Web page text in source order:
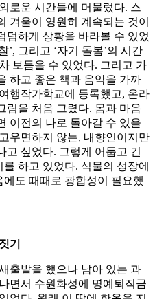
로운 시간들에 머물렀다. 스
겨울이 영원히 계속되는 것이
덤하게 상황을 바라볼 수 있었
’, 그리고 ‘자기 돌봄’의 시간
보듬을 수 있었다. 그리고 가
하고 좋은 책과 음악을 가까
행작가학교에 등록했고, 온라
림을 처음 그렸다. 몸과 마음
이전의 나로 돌아갈 수 있을
우면하지 않는, 내향인이지만
고 싶었다. 그렇게 어둡고 긴
하고 있었다. 식물의 성장에
도 때때로 광합성이 필요했
기
출발을 했으나 남아 있는 과
면서 수원화성에 명예퇴직금